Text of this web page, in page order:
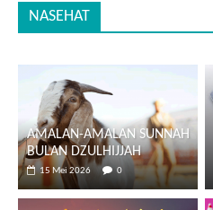
NASEHAT
AMALAN-AMALAN SUNNAH
BULAN DZULHIJJAH
15 Mei 2026 0